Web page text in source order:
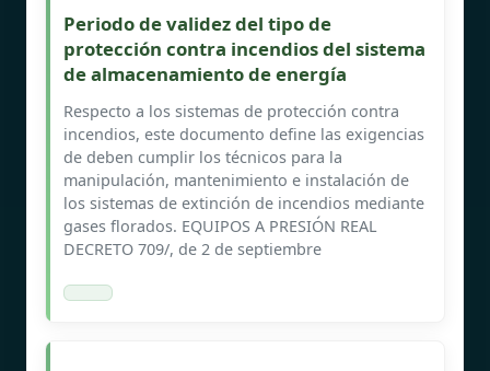
Periodo de validez del tipo de
protección contra incendios del sistema
de almacenamiento de energía
Respecto a los sistemas de protección contra
incendios, este documento define las exigencias
de deben cumplir los técnicos para la
manipulación, mantenimiento e instalación de
los sistemas de extinción de incendios mediante
gases florados. EQUIPOS A PRESIÓN REAL
DECRETO 709/, de 2 de septiembre